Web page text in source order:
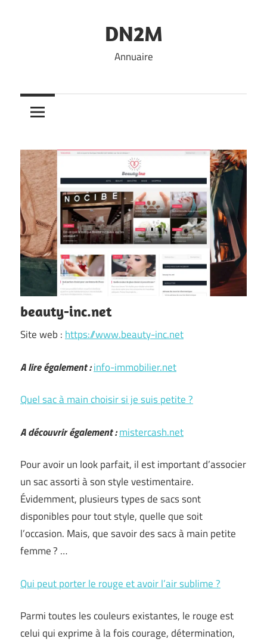
DN2M
Annuaire
beauty-inc.net
Site web : https://www.beauty-inc.net
A lire également :info-immobilier.net
Quel sac à main choisir si je suis petite ?
A découvrir également :mistercash.net
Pour avoir un look parfait, il est important d’associer
un sac assorti à son style vestimentaire.
Évidemment, plusieurs types de sacs sont
disponibles pour tout style, quelle que soit
l’occasion. Mais, que savoir des sacs à main petite
femme ? …
Qui peut porter le rouge et avoir l’air sublime ?
Parmi toutes les couleurs existantes, le rouge est
celui qui exprime à la fois courage, détermination,